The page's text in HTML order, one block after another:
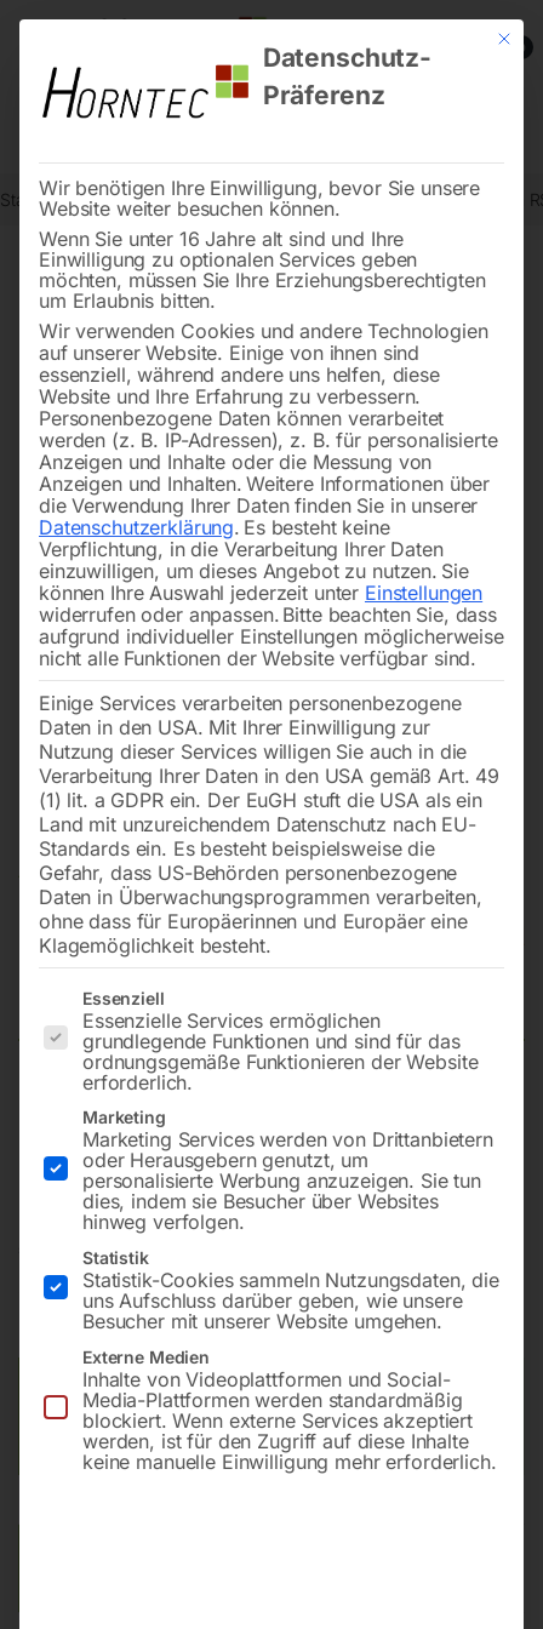
0
Start Werkstatttechnik Werkstatteinrichtungen Werkzeugkasten
Werkzeugkasten RSC23C
In 3 verschiedenen Farbkombinationen lieferbar
8 Schubladen (Höhe – 4x 50 mm, 3x 70 mm, 1x 100
mm)
540,00
inkl. MwSt. Kostenloser Versand
Lieferzeit:ca. 4 - 6 Werktage
Versandkosten Standard (Österreich):€ 20,00
Bitte beachten Sie: Die Versandkosten gelten für Österreich.
Andere Länder können abweichen.
Mit
Datenschutz-
Präferenz
Wir benötigen Ihre Einwilligung, bevor Sie unsere
Website weiter besuchen können.
Wenn Sie unter 16 Jahre alt sind und Ihre
Einwilligung zu optionalen Services geben
möchten, müssen Sie Ihre Erziehungsberechtigten
um Erlaubnis bitten.
Wir verwenden Cookies und andere Technologien
auf unserer Website. Einige von ihnen sind
essenziell, während andere uns helfen, diese
Website und Ihre Erfahrung zu verbessern.
Personenbezogene Daten können verarbeitet
werden (z. B. IP-Adressen), z. B. für personalisierte
Anzeigen und Inhalte oder die Messung von
Anzeigen und Inhalten. Weitere Informationen über
die Verwendung Ihrer Daten finden Sie in unserer
Datenschutzerklärung. Es besteht keine
Verpflichtung, in die Verarbeitung Ihrer Daten
einzuwilligen, um dieses Angebot zu nutzen. Sie
können Ihre Auswahl jederzeit unter Einstellungen
widerrufen oder anpassen. Bitte beachten Sie, dass
aufgrund individueller Einstellungen möglicherweise
nicht alle Funktionen der Website verfügbar sind.
Einige Services verarbeiten personenbezogene
Daten in den USA. Mit Ihrer Einwilligung zur
Nutzung dieser Services willigen Sie auch in die
Verarbeitung Ihrer Daten in den USA gemäß Art. 49
(1) lit. a GDPR ein. Der EuGH stuft die USA als ein
Land mit unzureichendem Datenschutz nach EU-
Standards ein. Es besteht beispielsweise die
Gefahr, dass US-Behörden personenbezogene
Daten in Überwachungsprogrammen verarbeiten,
ohne dass für Europäerinnen und Europäer eine
Klagemöglichkeit besteht.
Es folgt eine Liste der Service-Gruppen, für die eine
Essenziell
Essenzielle Services ermöglichen
grundlegende Funktionen und sind für das
ordnungsgemäße Funktionieren der Website
erforderlich.
Marketing
Marketing Services werden von Drittanbietern
oder Herausgebern genutzt, um
personalisierte Werbung anzuzeigen. Sie tun
dies, indem sie Besucher über Websites
hinweg verfolgen.
Statistik
Statistik-Cookies sammeln Nutzungsdaten, die
uns Aufschluss darüber geben, wie unsere
Besucher mit unserer Website umgehen.
Externe Medien
Inhalte von Videoplattformen und Social-
Media-Plattformen werden standardmäßig
blockiert. Wenn externe Services akzeptiert
werden, ist für den Zugriff auf diese Inhalte
keine manuelle Einwilligung mehr erforderlich.